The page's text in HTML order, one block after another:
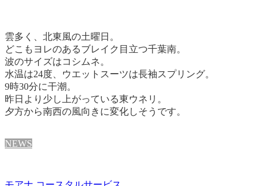
雲多く、北東風の土曜日。
どこもヨレのあるブレイク目立つ千葉南。
波のサイズはコシムネ。
水温は24度、ウエットスーツは長袖スプリング。
9時30分に干潮。
昨日より少し上がっている東ウネリ。
夕方から南西の風向きに変化しそうです。
NEWS